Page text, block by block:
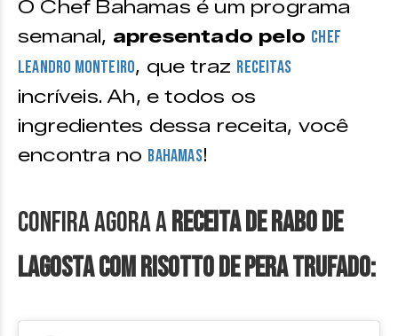
O Chef Bahamas é um programa
semanal, apresentado pelo Chef
Leandro Monteiro, que traz receitas
incríveis. Ah, e todos os
ingredientes dessa receita, você
encontra no Bahamas!
Confira agora aReceita de Rabo de
Lagosta com Risotto de Pera Trufado: